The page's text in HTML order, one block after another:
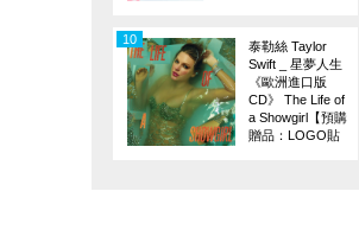
泰勒絲 Taylor
Swift _ 星夢人生
《歐洲進口版
CD》 The Life of
a Showgirl【預購
贈品：LOGO貼
10